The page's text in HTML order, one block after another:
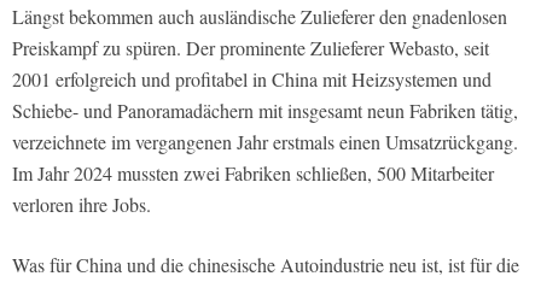
Längst bekommen auch ausländische Zulieferer den gnadenlosen
Preiskampf zu spüren. Der prominente Zulieferer Webasto, seit
2001 erfolgreich und profitabel in China mit Heizsystemen und
Schiebe- und Panoramadächern mit insgesamt neun Fabriken tätig,
verzeichnete im vergangenen Jahr erstmals einen Umsatzrückgang.
Im Jahr 2024 mussten zwei Fabriken schließen, 500 Mitarbeiter
verloren ihre Jobs.
Was für China und die chinesische Autoindustrie neu ist, ist für die